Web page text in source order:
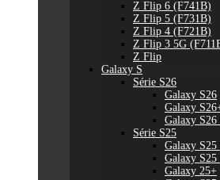
Z Flip 6 (F741B)
Z Flip 5 (F731B)
Z Flip 4 (F721B)
Z Flip 3 5G
Z Flip
Galaxy S
Série S26
Galaxy S26
Galaxy
Galaxy
Série S25
Galaxy S25
Galaxy S25
Galaxy 25+